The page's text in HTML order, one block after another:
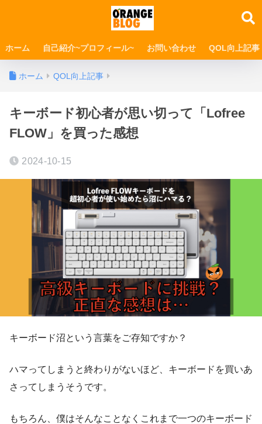
ホーム 自己紹介~プロフィール~ お問い合わせ QOL向上記事
ホーム QOL向上記事
キーボード初心者が思い切って「Lofree
FLOW」を買った感想
2024-10-15
キーボード沼という言葉をご存知ですか？
ハマってしまうと終わりがないほど、キーボードを買いあ
さってしまうそうです。
もちろん、僕はそんなことなくこれまで一つのキーボード